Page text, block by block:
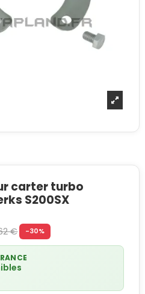
carter turbo
S200SX
€ -30%